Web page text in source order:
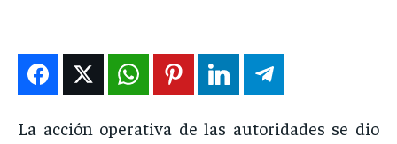
EN VIVO
NOSOTROS
EN VIVO
NOSOTROS
EN VIVO
NOSOTROS
EN VIVO
NOSOTROS
La acción operativa de las autoridades se dio